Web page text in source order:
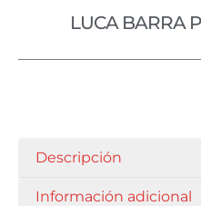
LUCA BARRA
Descripción
Información adicional